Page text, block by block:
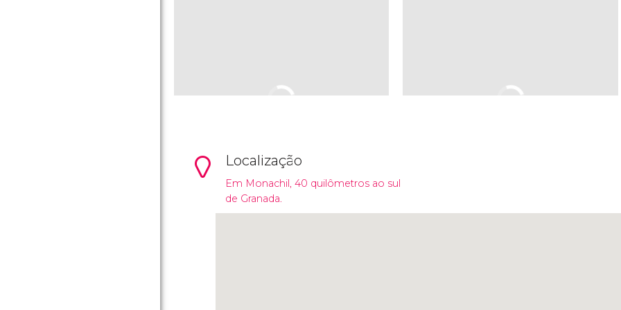
Localização
Em Monachil, 40 quilômetros ao sul
de Granada.